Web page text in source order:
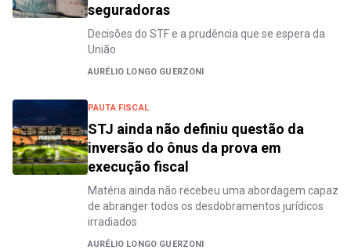
seguradoras
Decisões do STF e a prudência que se espera da
União
AURÉLIO LONGO GUERZONI
PAUTA FISCAL
STJ ainda não definiu questão da
inversão do ônus da prova em
execução fiscal
Matéria ainda não recebeu uma abordagem capaz
de abranger todos os desdobramentos jurídicos
irradiados
AURÉLIO LONGO GUERZONI